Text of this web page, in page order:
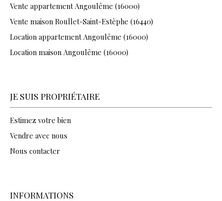
Vente appartement Angoulême (16000)
Vente maison Roullet-Saint-Estèphe (16440)
Location appartement Angoulême (16000)
Location maison Angoulême (16000)
JE SUIS PROPRIÉTAIRE
Estimez votre bien
Vendre avec nous
Nous contacter
INFORMATIONS